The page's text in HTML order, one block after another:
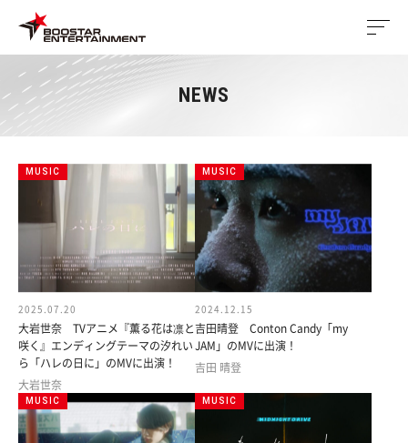
NEWS
MUSIC
2025.07.20
大岩世奈 TVアニメ『薫る花は凛と
咲く』エンディングテーマの汐れい
ら「ハレの日に」のMVに出演！
大岩世奈
MUSIC
2024.12.15
吉田晴登 Conton Candy「my
JAM」のMVに出演！
吉田 晴登
MUSIC MUSIC